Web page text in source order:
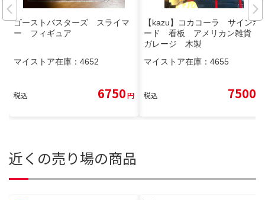
ゴーストバスターズ スライマ
ー フィギュア
マイストア在庫： 4652
税込 6750円
【kazu】コカコーラ サインボ
ード 看板 アメリカン雑貨
ガレージ 木製
マイストア在庫： 4655
税込 7500
近くの売り場の商品